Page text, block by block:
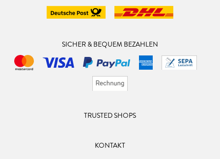
SICHER & BEQUEM BEZAHLEN
TRUSTED SHOPS
KONTAKT